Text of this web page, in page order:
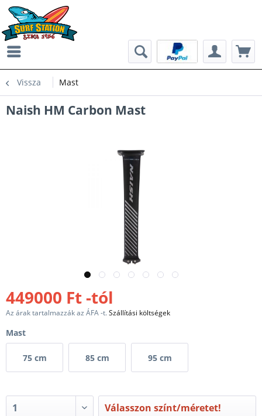
Vissza Mast
Naish HM Carbon Mast
449000 Ft -tól
Az árak tartalmazzák az ÁFA -t.Szállítási költségek
Mast
75 cm 85 cm 95 cm
Válasszon színt/méretet!